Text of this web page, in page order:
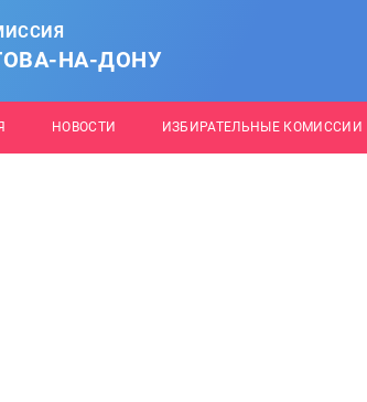
НА-ДОНУ
НОВОСТИ ИЗБИРАТЕЛЬНЫЕ КОМИССИИ